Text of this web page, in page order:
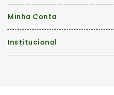
Minha Conta
Institucional